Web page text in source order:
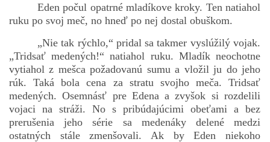
Eden počul opatrné mladíkove kroky. Ten natiahol
ruku po svoj meč, no hneď po nej dostal obuškom.
„Nie tak rýchlo,“ pridal sa takmer vyslúžilý vojak.
„Tridsať medených!“ natiahol ruku. Mladík neochotne
vytiahol z mešca požadovanú sumu a vložil ju do jeho
rúk. Taká bola cena za stratu svojho meča. Tridsať
medených. Osemnásť pre Edena a zvyšok si rozdelili
vojaci na stráži. No s pribúdajúcimi obeťami a bez
prerušenia jeho série sa medenáky delené medzi
ostatných stále zmenšovali. Ak by Eden niekoho